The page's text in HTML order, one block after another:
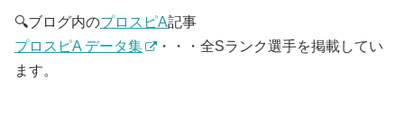
🔍ブログ内のプロスピA記事
プロスピA データ集
・・・全Sランク選手を掲載してい
ます。